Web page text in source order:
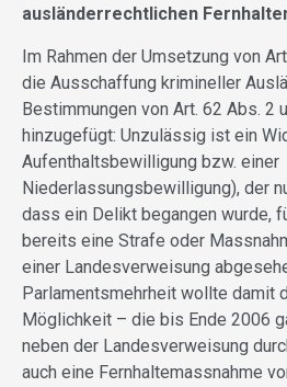
ausländerrechtlichen
Im Rahmen der Umsetzung von
die Ausschaffung krimineller
Bestimmungen von Art. 62 Abs. 2
hinzugefügt: Unzulässig ist ein
Aufenthaltsbewilligung bzw. einer
Niederlassungsbewilligung), der
dass ein Delikt begangen wurde,
bereits eine Strafe oder
einer Landesverweisung
Parlamentsmehrheit wollte damit
Möglichkeit – die bis Ende 2006
neben der Landesverweisung
auch eine Fernhaltemassnahme